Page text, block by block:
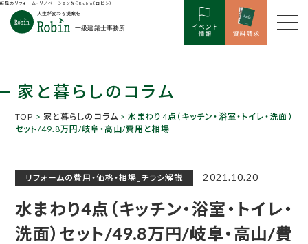
岐阜のリフォーム・リノベーションならRobin（ロビン）
家と暮らしのコラム
TOP > 家と暮らしのコラム > 水まわり4点（キッチン・浴室・トイレ・洗面）
セット/49.8万円/岐阜・高山/費用と相場
リフォームの費用・価格・相場_チラシ解説 2021.10.20
水まわり4点（キッチン・浴室・トイレ・
洗面）セット/49.8万円/岐阜・高山/費